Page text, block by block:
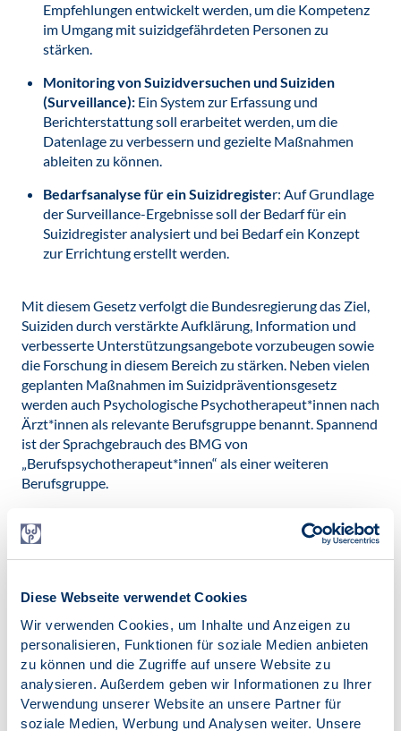
Diese Webseite verwendet Cookies
Wir verwenden Cookies, um Inhalte und Anzeigen zu
personalisieren, Funktionen für soziale Medien anbieten
zu können und die Zugriffe auf unsere Website zu
analysieren. Außerdem geben wir Informationen zu Ihrer
Verwendung unserer Website an unsere Partner für
soziale Medien, Werbung und Analysen weiter. Unsere
Empfehlungen entwickelt werden, um die Kompetenz
im Umgang mit suizidgefährdeten Personen zu
stärken.
Monitoring von Suizidversuchen und Suiziden
(Surveillance): Ein System zur Erfassung und
Berichterstattung soll erarbeitet werden, um die
Datenlage zu verbessern und gezielte Maßnahmen
ableiten zu können.
Bedarfsanalyse für ein Suizidregister: Auf Grundlage
der Surveillance-Ergebnisse soll der Bedarf für ein
Suizidregister analysiert und bei Bedarf ein Konzept
zur Errichtung erstellt werden.
Mit diesem Gesetz verfolgt die Bundesregierung das Ziel,
Suiziden durch verstärkte Aufklärung, Information und
verbesserte Unterstützungsangebote vorzubeugen sowie
die Forschung in diesem Bereich zu stärken. Neben vielen
geplanten Maßnahmen im Suizidpräventionsgesetz
werden auch Psychologische Psychotherapeut*innen nach
Ärzt*innen als relevante Berufsgruppe benannt. Spannend
ist der Sprachgebrauch des BMG von
„Berufspsychotherapeut*innen“ als einer weiteren
Berufsgruppe.
Veröffentlicht am:
31.01.2025
Kategorien:
SK VPP